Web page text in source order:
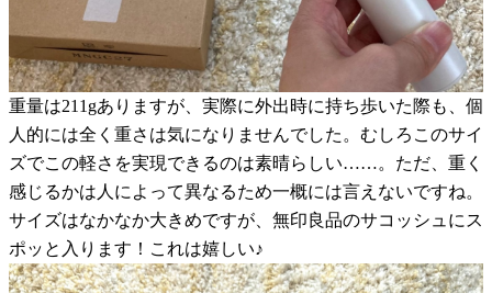
重量は211gありますが、実際に外出時に持ち歩いた際も、個
人的には全く重さは気になりませんでした。むしろこのサイ
ズでこの軽さを実現できるのは素晴らしい……。ただ、重く
感じるかは人によって異なるため一概には言えないですね。
サイズはなかなか大きめですが、無印良品のサコッシュにス
ポッと入ります！これは嬉しい♪